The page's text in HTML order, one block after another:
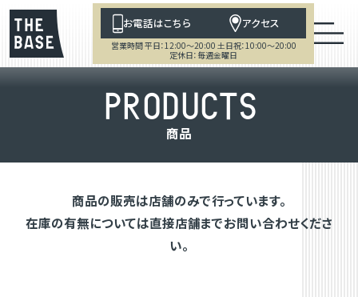
お電話はこちら アクセス
営業時間 平日：12:00～20:00 土日祝：10:00～20:00
定休日：毎週金曜日
PRODUCTS
商品
商品の販売は店舗のみで行っています。
在庫の有無については直接店舗までお問い合わせくださ
い。